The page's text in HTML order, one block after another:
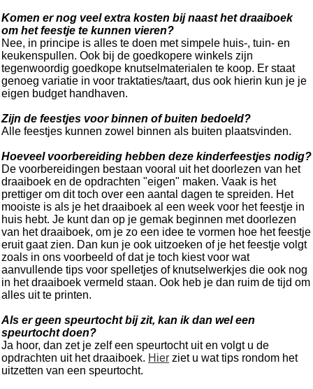
Komen er nog veel extra kosten bij naast het draaiboek
om het feestje te kunnen vieren?
Nee, in principe is alles te doen met simpele huis-, tuin- en
keukenspullen. Ook bij de goedkopere winkels zijn
tegenwoordig goedkope knutselmaterialen te koop. Er staat
genoeg variatie in voor traktaties/taart, dus ook hierin kun je je
eigen budget handhaven.
Zijn de feestjes voor binnen of buiten bedoeld?
Alle feestjes kunnen zowel binnen als buiten plaatsvinden.
Hoeveel voorbereiding hebben deze kinderfeestjes nodig?
De voorbereidingen bestaan vooral uit het doorlezen van het
draaiboek en de opdrachten "eigen" maken. Vaak is het
prettiger om dit toch over een aantal dagen te spreiden. Het
mooiste is als je het draaiboek al een week voor het feestje in
huis hebt. Je kunt dan op je gemak beginnen met doorlezen
van het draaiboek, om je zo een idee te vormen hoe het feestje
eruit gaat zien. Dan kun je ook uitzoeken of je het feestje volgt
zoals in ons voorbeeld of dat je toch kiest voor wat
aanvullende tips voor spelletjes of knutselwerkjes die ook nog
in het draaiboek vermeld staan. Ook heb je dan ruim de tijd om
alles uit te printen.
Als er geen speurtocht bij zit, kan ik dan wel een
speurtocht doen?
Ja hoor, dan zet je zelf een speurtocht uit en volgt u de
opdrachten uit het draaiboek. Hier ziet u wat tips rondom het
uitzetten van een speurtocht.